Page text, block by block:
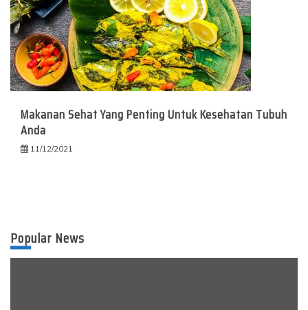
Makanan Sehat Yang Penting Untuk Kesehatan Tubuh
Anda
11/12/2021
Popular News